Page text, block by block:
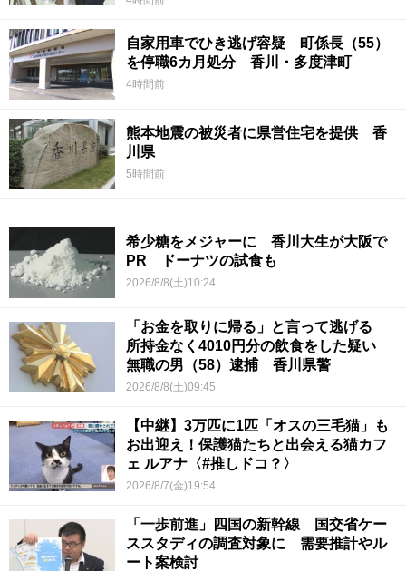
自家用車でひき逃げ容疑 町係長（55）
を停職6カ月処分 香川・多度津町
4時間前
熊本地震の被災者に県営住宅を提供 香
川県
5時間前
希少糖をメジャーに 香川大生が大阪で
PR ドーナツの試食も
2026/8/8(土)10:24
「お金を取りに帰る」と言って逃げる
所持金なく4010円分の飲食をした疑い
無職の男（58）逮捕 香川県警
2026/8/8(土)09:45
【中継】3万匹に1匹「オスの三毛猫」も
お出迎え！保護猫たちと出会える猫カフ
ェ ルアナ〈#推しドコ？〉
2026/8/7(金)19:54
「一歩前進」四国の新幹線 国交省ケー
ススタディの調査対象に 需要推計やル
ート案検討